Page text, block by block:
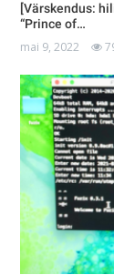
[Värskendus:
“Prince of…
mai 9, 2022